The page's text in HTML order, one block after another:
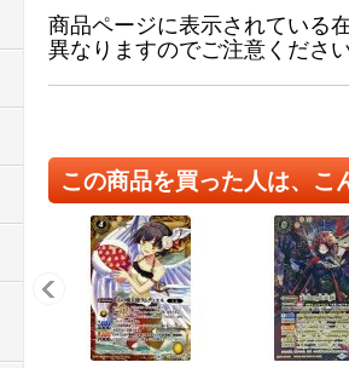
商品ページに表示されている
異なりますのでご注意ください
この商品を買った人は、こ